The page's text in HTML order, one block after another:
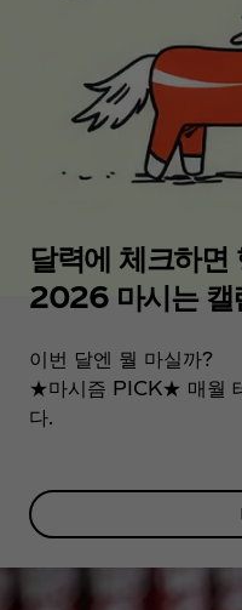
달력에 체크하면
2026 마시는 캘
이번 달엔 뭘 마실까?
★마시즘 PICK★ 매월
다.